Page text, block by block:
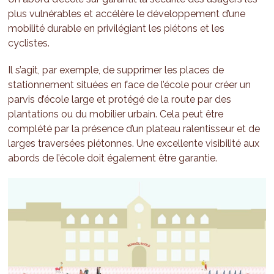
plus vulnérables et accélère le développement d’une
mobilité durable en privilégiant les piétons et les
cyclistes.
Il s’agit, par exemple, de supprimer les places de
stationnement situées en face de l’école pour créer un
parvis d’école large et protégé de la route par des
plantations ou du mobilier urbain. Cela peut être
complété par la présence d’un plateau ralentisseur et de
larges traversées piétonnes. Une excellente visibilité aux
abords de l’école doit également être garantie.